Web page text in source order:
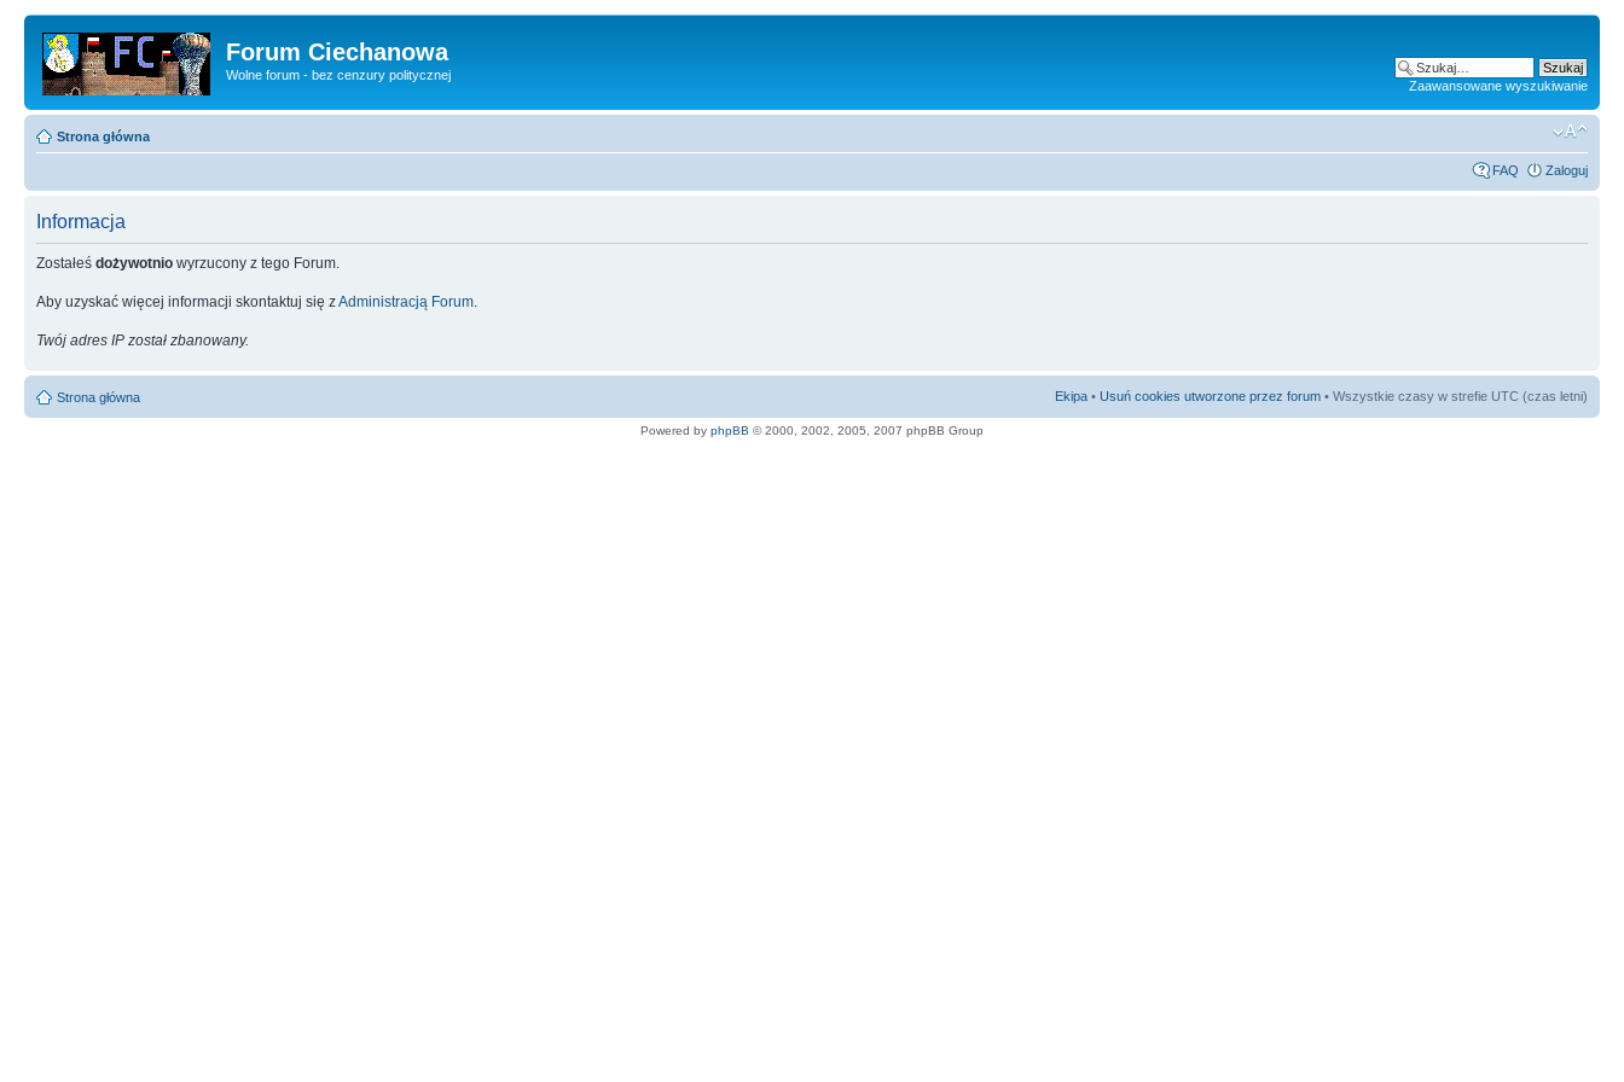
Forum Ciechanowa
Wolne forum - bez cenzury politycznej
Zaawansowane wyszukiwanie
Strona główna
FAQ Zaloguj
Informacja
Zostałeś dożywotnio wyrzucony z tego Forum.
Aby uzyskać więcej informacji skontaktuj się zAdministracją Forum
Twój adres IP został zbanowany.
Strona główna Ekipa • Usuń cookies utworzone przez forum • Wszystkie czasy w strefie UTC (czas letni)
Powered by phpBB © 2000, 2002, 2005, 2007 phpBB Group